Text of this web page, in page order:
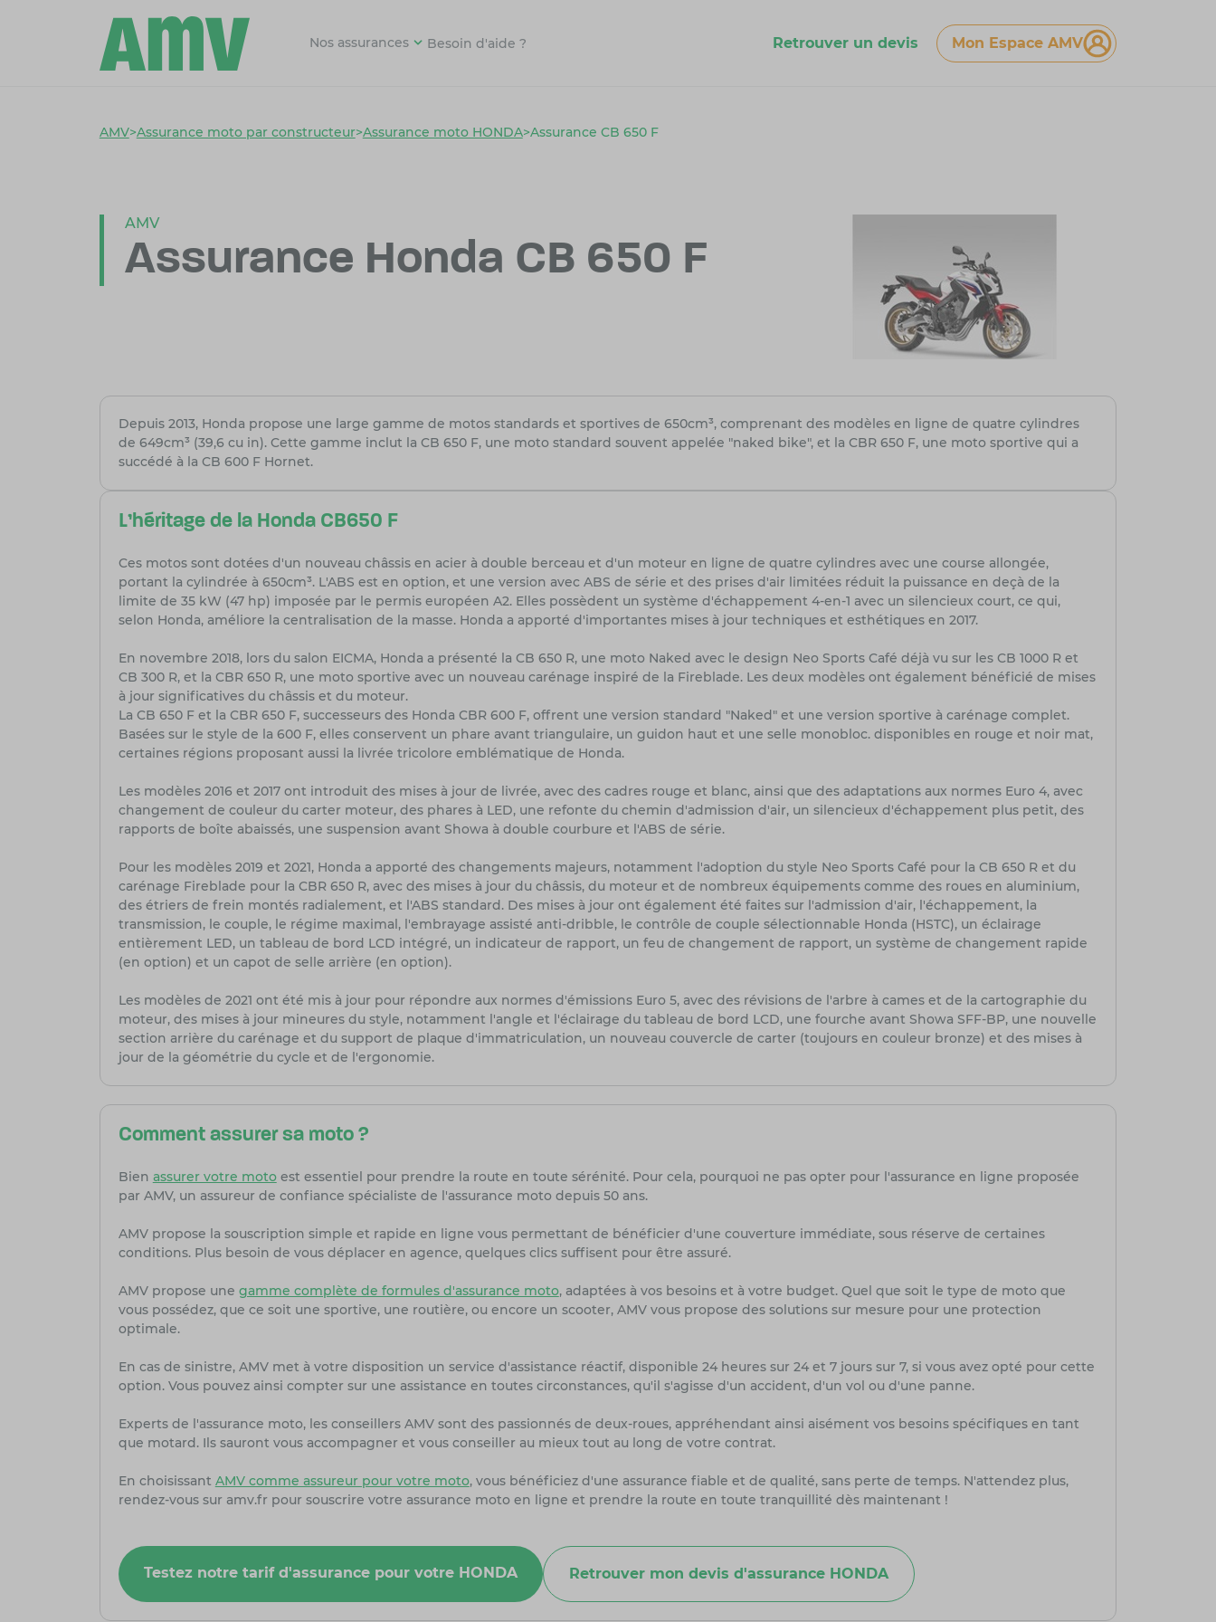
Nos assurances Besoin d'aide ? Retrouver un devis Mon Espace AMV
AMV>Assurance moto par constructeur>Assurance moto HONDA>Assurance CB 650 F
AMV
Assurance Honda CB 650 F
Depuis 2013, Honda propose une large gamme de motos standards et sportives de 650cm³, comprenant des modèles en ligne de quatre cylindres
de 649cm³ (39,6 cu in). Cette gamme inclut la CB 650 F, une moto standard souvent appelée "naked bike", et la CBR 650 F, une moto sportive qui a
succédé à la CB 600 F Hornet.
L'héritage de la Honda CB650 F
Ces motos sont dotées d'un nouveau châssis en acier à double berceau et d'un moteur en ligne de quatre cylindres avec une course allongée,
portant la cylindrée à 650cm³. L'ABS est en option, et une version avec ABS de série et des prises d'air limitées réduit la puissance en deçà de la
limite de 35 kW (47 hp) imposée par le permis européen A2. Elles possèdent un système d'échappement 4-en-1 avec un silencieux court, ce qui,
selon Honda, améliore la centralisation de la masse. Honda a apporté d'importantes mises à jour techniques et esthétiques en 2017.
En novembre 2018, lors du salon EICMA, Honda a présenté la CB 650 R, une moto Naked avec le design Neo Sports Café déjà vu sur les CB 1000 R et
CB 300 R, et la CBR 650 R, une moto sportive avec un nouveau carénage inspiré de la Fireblade. Les deux modèles ont également bénéficié de mises
à jour significatives du châssis et du moteur.
La CB 650 F et la CBR 650 F, successeurs des Honda CBR 600 F, offrent une version standard "Naked" et une version sportive à carénage complet.
Basées sur le style de la 600 F, elles conservent un phare avant triangulaire, un guidon haut et une selle monobloc. disponibles en rouge et noir mat,
certaines régions proposant aussi la livrée tricolore emblématique de Honda.
Les modèles 2016 et 2017 ont introduit des mises à jour de livrée, avec des cadres rouge et blanc, ainsi que des adaptations aux normes Euro 4, avec
changement de couleur du carter moteur, des phares à LED, une refonte du chemin d'admission d'air, un silencieux d'échappement plus petit, des
rapports de boîte abaissés, une suspension avant Showa à double courbure et l'ABS de série.
Pour les modèles 2019 et 2021, Honda a apporté des changements majeurs, notamment l'adoption du style Neo Sports Café pour la CB 650 R et du
carénage Fireblade pour la CBR 650 R, avec des mises à jour du châssis, du moteur et de nombreux équipements comme des roues en aluminium,
des étriers de frein montés radialement, et l'ABS standard. Des mises à jour ont également été faites sur l'admission d'air, l'échappement, la
transmission, le couple, le régime maximal, l'embrayage assisté anti-dribble, le contrôle de couple sélectionnable Honda (HSTC), un éclairage
entièrement LED, un tableau de bord LCD intégré, un indicateur de rapport, un feu de changement de rapport, un système de changement rapide
(en option) et un capot de selle arrière (en option).
Les modèles de 2021 ont été mis à jour pour répondre aux normes d'émissions Euro 5, avec des révisions de l'arbre à cames et de la cartographie du
moteur, des mises à jour mineures du style, notamment l'angle et l'éclairage du tableau de bord LCD, une fourche avant Showa SFF-BP, une nouvelle
section arrière du carénage et du support de plaque d'immatriculation, un nouveau couvercle de carter (toujours en couleur bronze) et des mises à
jour de la géométrie du cycle et de l'ergonomie.
Comment assurer sa moto ?
Bien assurer votre motoest essentiel pour prendre la route en toute sérénité. Pour cela, pourquoi ne pas opter pour l'assurance en ligne proposée
par AMV, un assureur de confiance spécialiste de l'assurance moto depuis 50 ans.
AMV propose la souscription simple et rapide en ligne vous permettant de bénéficier d'une couverture immédiate, sous réserve de certaines
conditions. Plus besoin de vous déplacer en agence, quelques clics suffisent pour être assuré.
AMV propose une gamme complète de formules d'assurance moto, adaptées à vos besoins et à votre budget. Quel que soit le type de moto que
vous possédez, que ce soit une sportive, une routière, ou encore un scooter, AMV vous propose des solutions sur mesure pour une protection
optimale.
En cas de sinistre, AMV met à votre disposition un service d'assistance réactif, disponible 24 heures sur 24 et 7 jours sur 7, si vous avez opté pour cette
option. Vous pouvez ainsi compter sur une assistance en toutes circonstances, qu'il s'agisse d'un accident, d'un vol ou d'une panne.
Experts de l'assurance moto, les conseillers AMV sont des passionnés de deux-roues, appréhendant ainsi aisément vos besoins spécifiques en tant
que motard. Ils sauront vous accompagner et vous conseiller au mieux tout au long de votre contrat.
En choisissant AMV comme assureur pour votre moto, vous bénéficiez d'une assurance fiable et de qualité, sans perte de temps. N'attendez plus,
rendez-vous sur amv.fr pour souscrire votre assurance moto en ligne et prendre la route en toute tranquillité dès maintenant !
Testez notre tarif d'assurance pour votre HONDA Retrouver mon devis d'assurance HONDA